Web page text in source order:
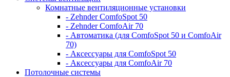
Комнатные вентиляционные установки
- Zehnder ComfoSpot 50
- Zehnder ComfoAir 70
- Автоматика (для ComfoSpot 50 и ComfoAir
70)
- Аксессуары для ComfoSpot 50
- Аксессуары для ComfoAir 70
Потолочные системы